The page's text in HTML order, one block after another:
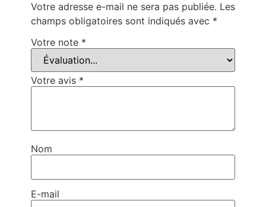
Votre adresse e-mail ne sera pas publiée. Les
champs obligatoires sont indiqués avec *
Votre note *
Votre avis *
Nom
E-mail